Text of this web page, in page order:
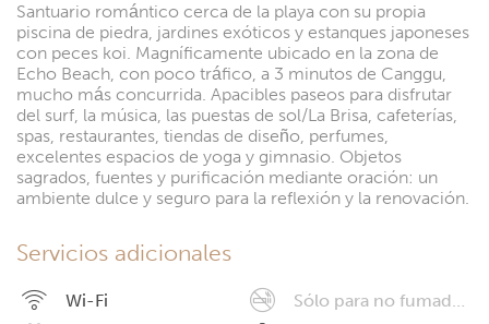
Santuario romántico cerca de la playa con su propia
piscina de piedra, jardines exóticos y estanques japoneses
con peces koi. Magníficamente ubicado en la zona de
Echo Beach, con poco tráfico, a 3 minutos de Canggu,
mucho más concurrida. Apacibles paseos para disfrutar
del surf, la música, las puestas de sol/La Brisa, cafeterías,
spas, restaurantes, tiendas de diseño, perfumes,
excelentes espacios de yoga y gimnasio. Objetos
sagrados, fuentes y purificación mediante oración: un
ambiente dulce y seguro para la reflexión y la renovación.
Servicios adicionales
Wi-Fi
Sólo para no fumadores